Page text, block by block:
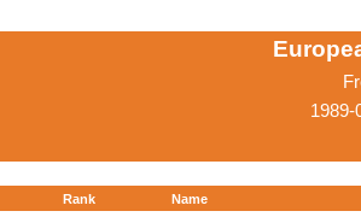
1989-
Rank
Name